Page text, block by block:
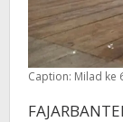
Caption: Milad ke